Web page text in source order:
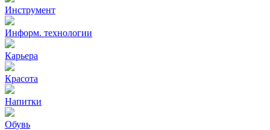
Инструмент
Информ. технологии
Карьера
Красота
Напитки
Обувь